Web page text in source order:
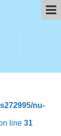
nu-
line 31